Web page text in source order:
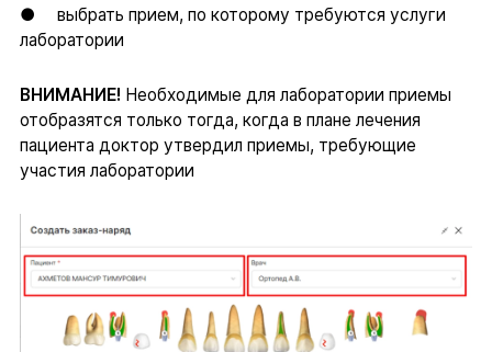
● выбрать прием, по которому требуются услуги
лаборатории
ВНИМАНИЕ! Необходимые для лаборатории приемы
отобразятся только тогда, когда в плане лечения
пациента доктор утвердил приемы, требующие
участия лаборатории